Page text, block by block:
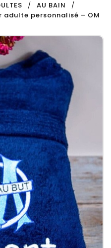
AU BAIN
adulte personnalisé – OM